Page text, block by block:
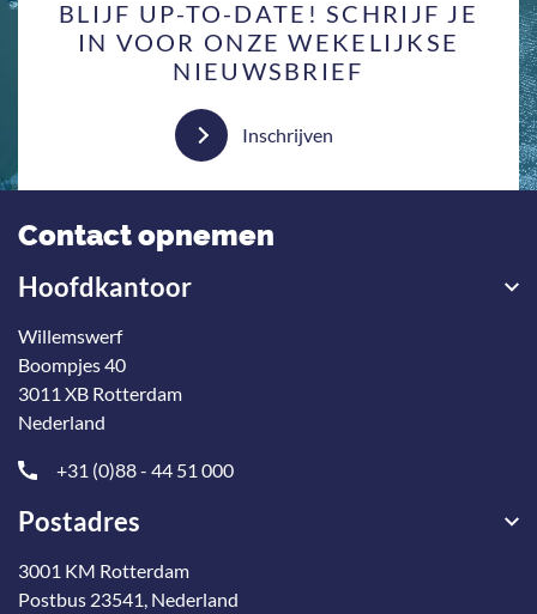
BLIJF UP-TO-DATE! SCHRIJF JE
IN VOOR ONZE WEKELIJKSE
NIEUWSBRIEF
Inschrijven
Contact opnemen
Hoofdkantoor
Willemswerf
Boompjes 40
3011 XB Rotterdam
Nederland
+31 (0)88 - 44 51 000
Postadres
3001 KM Rotterdam
Postbus 23541, Nederland